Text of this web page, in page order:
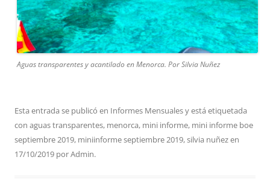
Aguas transparentes y acantilado en Menorca. Por Silvia Nuñez
Esta entrada se publicó en Informes Mensualesy está etiquetada
con aguas transparentes, menorca, mini informe, mini informe boe
septiembre 2019, miniinforme septiembre 2019,silvia nuñezen
17/10/2019 porAdmin.